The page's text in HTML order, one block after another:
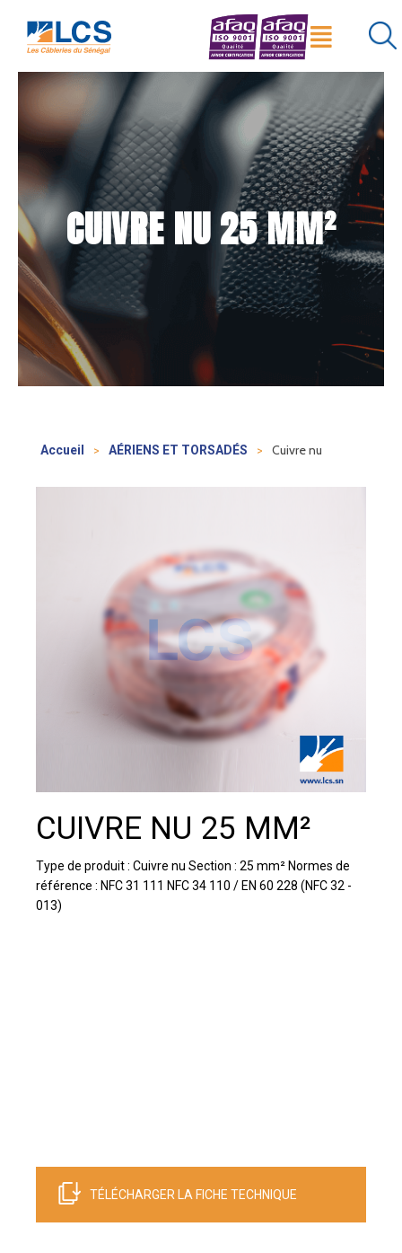
Réinitialiser× Rechercher
CUIVRE NU 25 MM²
Accueil > AÉRIENS ET TORSADÉS > Cuivre nu
CUIVRE NU 25 MM²
Type de produit : Cuivre nu Section : 25 mm² Normes de
référence : NFC 31 111 NFC 34 110 / EN 60 228 (NFC 32 -
013)
TÉLÉCHARGER LA FICHE TECHNIQUE